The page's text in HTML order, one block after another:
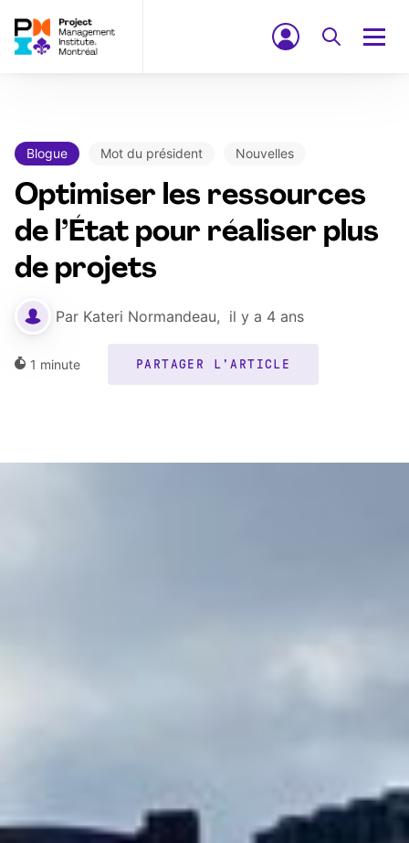
Blogue Mot du président Nouvelles
Optimiser les ressources
de l’État pour réaliser plus
de projets
Par Kateri Normandeau, il y a 4 ans
1 minute PARTAGER L'ARTICLE